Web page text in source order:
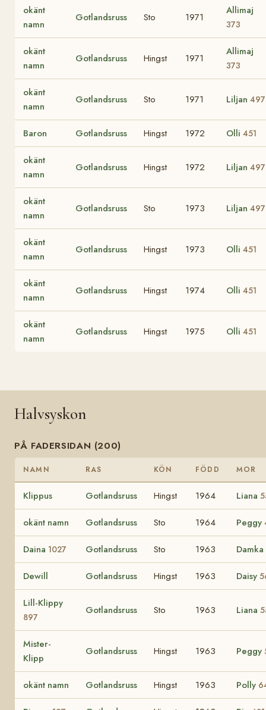
okänt
namn
Gotlandsruss Sto 1971
Allimaj
373
okänt
namn
Gotlandsruss Hingst 1971
Allimaj
373
okänt
namn
Gotlandsruss Sto 1971 Liljan 497
Baron Gotlandsruss Hingst 1972 Olli 451
okänt
namn
Gotlandsruss Hingst 1972 Liljan 497
okänt
namn
Gotlandsruss Sto 1973 Liljan 497
okänt
namn
Gotlandsruss Hingst 1973 Olli 451
okänt
namn
Gotlandsruss Hingst 1974 Olli 451
okänt
namn
Gotlandsruss Hingst 1975 Olli 451
Halvsyskon
PÅ FADERSIDAN (200)
NAMN RAS KÖN FÖDD MOR
Klippus Gotlandsruss Hingst 1964 Liana
okänt namn Gotlandsruss Sto 1964 Peggy
Daina 1027 Gotlandsruss Sto 1963 Damka
Dewill Gotlandsruss Hingst 1963 Daisy
Lill-Klippy
897
Gotlandsruss Sto 1963 Liana
Mister-
Klipp
Gotlandsruss Hingst 1963 Peggy
okänt namn Gotlandsruss Hingst 1963 Polly